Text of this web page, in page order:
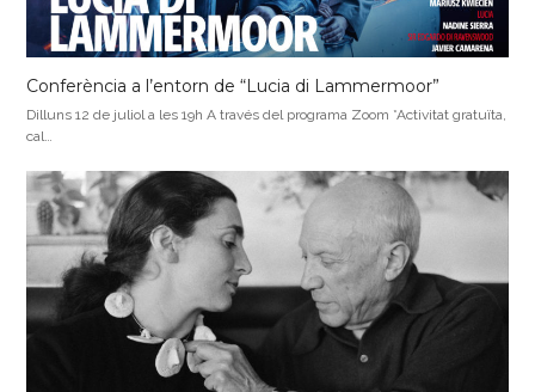
Conferència a l’entorn de “Lucia di Lammermoor”
Dilluns 12 de juliol a les 19h A través del programa Zoom *Activitat gratuïta,
cal…